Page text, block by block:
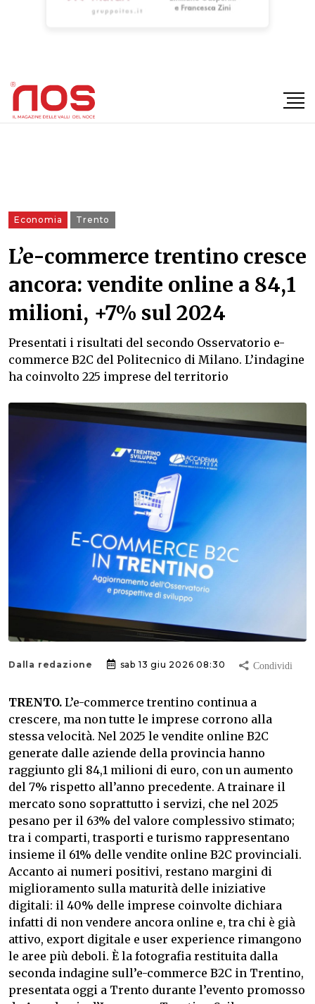
Economia Trento
L’e-commerce trentino cresce
ancora: vendite online a 84,1
milioni, +7% sul 2024
Presentati i risultati del secondo Osservatorio e-
commerce B2C del Politecnico di Milano. L’indagine
ha coinvolto 225 imprese del territorio
Dalla redazione sab 13 giu 2026 08:30
TRENTO. L’e-commerce trentino continua a
crescere, ma non tutte le imprese corrono alla
stessa velocità. Nel 2025 le vendite online B2C
generate dalle aziende della provincia hanno
raggiunto gli 84,1 milioni di euro, con un aumento
del 7% rispetto all’anno precedente. A trainare il
mercato sono soprattutto i servizi, che nel 2025
pesano per il 63% del valore complessivo stimato;
tra i comparti, trasporti e turismo rappresentano
insieme il 61% delle vendite online B2C provinciali.
Accanto ai numeri positivi, restano margini di
miglioramento sulla maturità delle iniziative
digitali: il 40% delle imprese coinvolte dichiara
infatti di non vendere ancora online e, tra chi è già
attivo, export digitale e user experience rimangono
le aree più deboli. È la fotografia restituita dalla
seconda indagine sull’e-commerce B2C in Trentino,
presentata oggi a Trento durante l’evento promosso